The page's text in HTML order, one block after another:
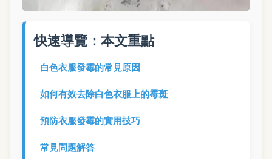
快速導覽：本文重點
白色衣服發霉的常見原因
如何有效去除白色衣服上的霉斑
預防衣服發霉的實用技巧
常見問題解答